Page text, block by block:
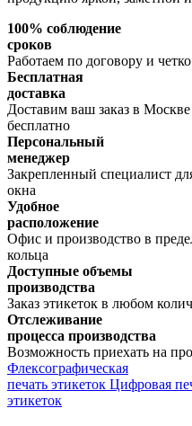
100% соблюдение
сроков
Работаем по договору и
Бесплатная
доставка
Доставим ваш заказ в
бесплатно
Персональный
менеджер
Закрепленный специалист
окна
Удобное
расположение
Офис и производство в
кольца
Доступные объемы
производства
Заказ этикеток в любом
Отслеживание
процесса производства
Возможность приехать на
Флексографическая
печать этикеток Цифровая
этикеток